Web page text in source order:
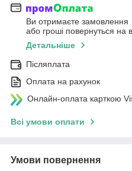
Ви отримаєте замовлення
або гроші повернуться на
Детальніше
Післяплата
Оплата на рахунок
Онлайн-оплата карткою
Всі умови оплати
Умови повернення